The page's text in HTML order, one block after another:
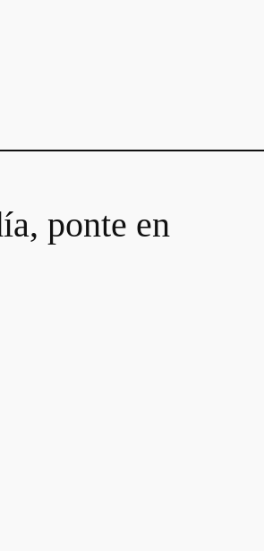
ponte en